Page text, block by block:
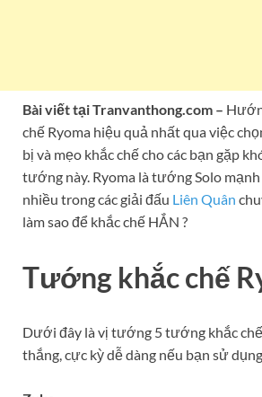
Bài viết tại Tranvanthong.com –
chế Ryoma hiệu quả nhất qua việc
bị và mẹo khắc chế cho các bạn gặp
tướng này. Ryoma là tướng Solo
nhiều trong các giải đấu Liên Quân
làm sao để khắc chế HẮN ?
Tướng khắc chế
Dưới đây là vị tướng 5 tướng khắc
thắng, cực kỳ dễ dàng nếu bạn sử